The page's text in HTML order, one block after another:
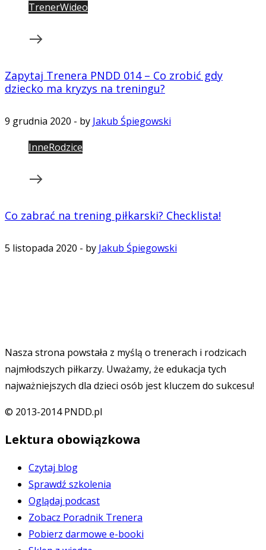
TrenerWideo
Zapytaj Trenera PNDD 014 – Co zrobić gdy
dziecko ma kryzys na treningu?
9 grudnia 2020 - by Jakub Śpiegowski
InneRodzice
Co zabrać na trening piłkarski? Checklista!
5 listopada 2020 - by Jakub Śpiegowski
Nasza strona powstała z myślą o trenerach i rodzicach
najmłodszych piłkarzy. Uważamy, że edukacja tych
najważniejszych dla dzieci osób jest kluczem do sukcesu!
© 2013-2014 PNDD.pl
Lektura obowiązkowa
Czytaj blog
Sprawdź szkolenia
Oglądaj podcast
Zobacz Poradnik Trenera
Pobierz darmowe e-booki